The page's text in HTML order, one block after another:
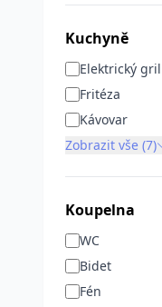
Kuchyně
Elektrický gril
Fritéza
Kávovar
Zobrazit vše (7)
Koupelna
WC
Bidet
Fén